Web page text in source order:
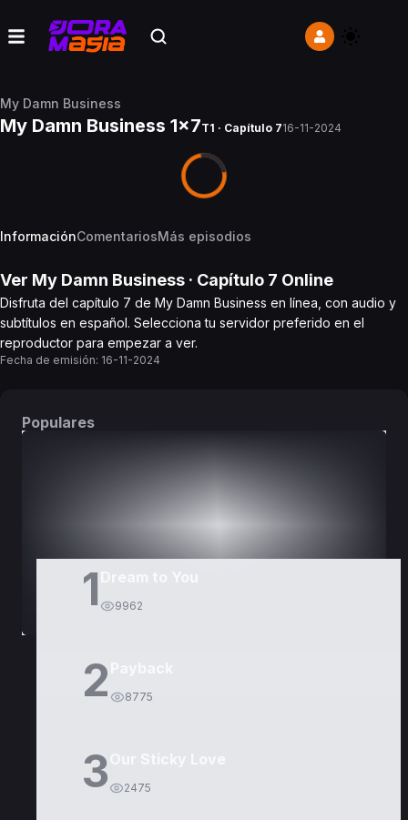
My Damn Business
My Damn Business 1x7T1 · Capítulo 716-11-2024
InformaciónComentariosMás episodios
Ver My Damn Business · Capítulo 7 Online
Disfruta del capítulo 7 de My Damn Business en línea, con audio y
subtítulos en español. Selecciona tu servidor preferido en el
reproductor para empezar a ver.
Fecha de emisión: 16-11-2024
Populares
1 9962
2 8775
3 2475